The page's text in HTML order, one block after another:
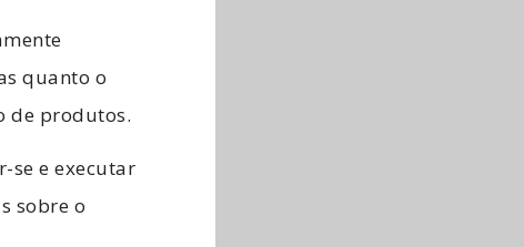
quanto o
de produtos.
se e executar
sobre o